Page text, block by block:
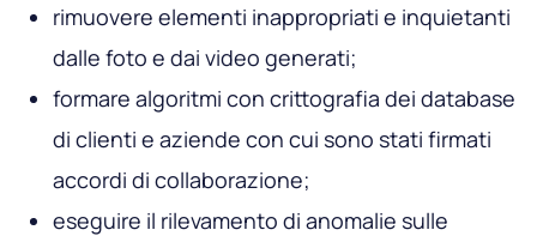
rimuovere elementi inappropriati e inquietanti
dalle foto e dai video generati;
formare algoritmi con crittografia dei database
di clienti e aziende con cui sono stati firmati
accordi di collaborazione;
eseguire il rilevamento di anomalie sulle